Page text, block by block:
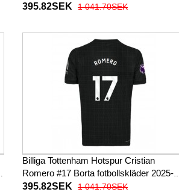
Kortärmad
395.82SEK 1 041.70SEK
Billiga Tottenham Hotspur Cristian
Romero #17 Borta fotbollskläder 2025-26
Kortärmad
395.82SEK 1 041.70SEK